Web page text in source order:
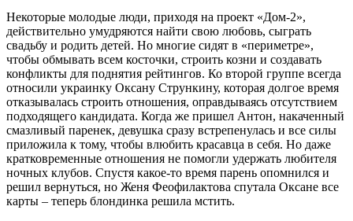
Некоторые молодые люди, приходя на проект «Дом-2»,
действительно умудряются найти свою любовь, сыграть
свадьбу и родить детей. Но многие сидят в «периметре»,
чтобы обмывать всем косточки, строить козни и создавать
конфликты для поднятия рейтингов. Ко второй группе всегда
относили украинку Оксану Стрункину, которая долгое время
отказывалась строить отношения, оправдываясь отсутствием
подходящего кандидата. Когда же пришел Антон, накаченный
смазливый паренек, девушка сразу встрепенулась и все силы
приложила к тому, чтобы влюбить красавца в себя. Но даже
кратковременные отношения не помогли удержать любителя
ночных клубов. Спустя какое-то время парень опомнился и
решил вернуться, но Женя Феофилактова спутала Оксане все
карты – теперь блондинка решила мстить.